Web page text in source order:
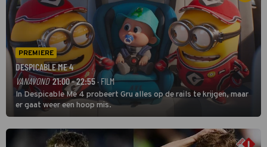
PREMIERE
DESPICABLE ME 4
VANAVOND 21:00 - 22:55 · FILM
In Despicable Me 4 probeert Gru alles op de rails te krijgen, maar
er gaat weer een hoop mis.